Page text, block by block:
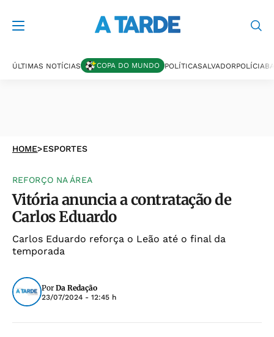
ÚLTIMAS NOTÍCIAS COPA DO MUNDO POLÍTICASALVADORPOLÍCIA
HOME>ESPORTES
REFORÇO NA ÁREA
Vitória anuncia a contratação de
Carlos Eduardo
Carlos Eduardo reforça o Leão até o final da
temporada
Por Da Redação
23/07/2024 - 12:45 h